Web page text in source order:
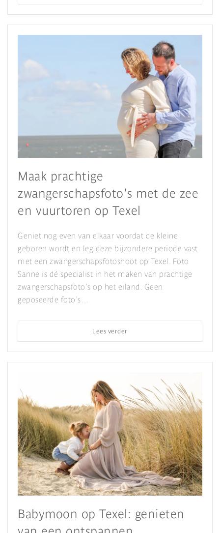
Maak prachtige
zwangerschapsfoto's met de zee
en vuurtoren op Texel
Geniet nog even van elkaar voordat de kleine
geboren wordt en leg deze bijzondere periode vast
met een zwangerschapsfotoshoot op Texel. Foto
Sanne is dé specialist in het maken van prachtige
zwangerschapsfoto's op het eiland. Geen
geposeerde foto's…
Lees verder
Babymoon op Texel: genieten